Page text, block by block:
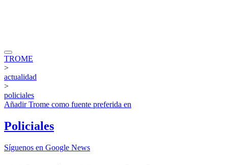
TROME
>
actualidad
>
policiales
AñadirTrome como fuente preferida en
Policiales
Síguenos en Google News